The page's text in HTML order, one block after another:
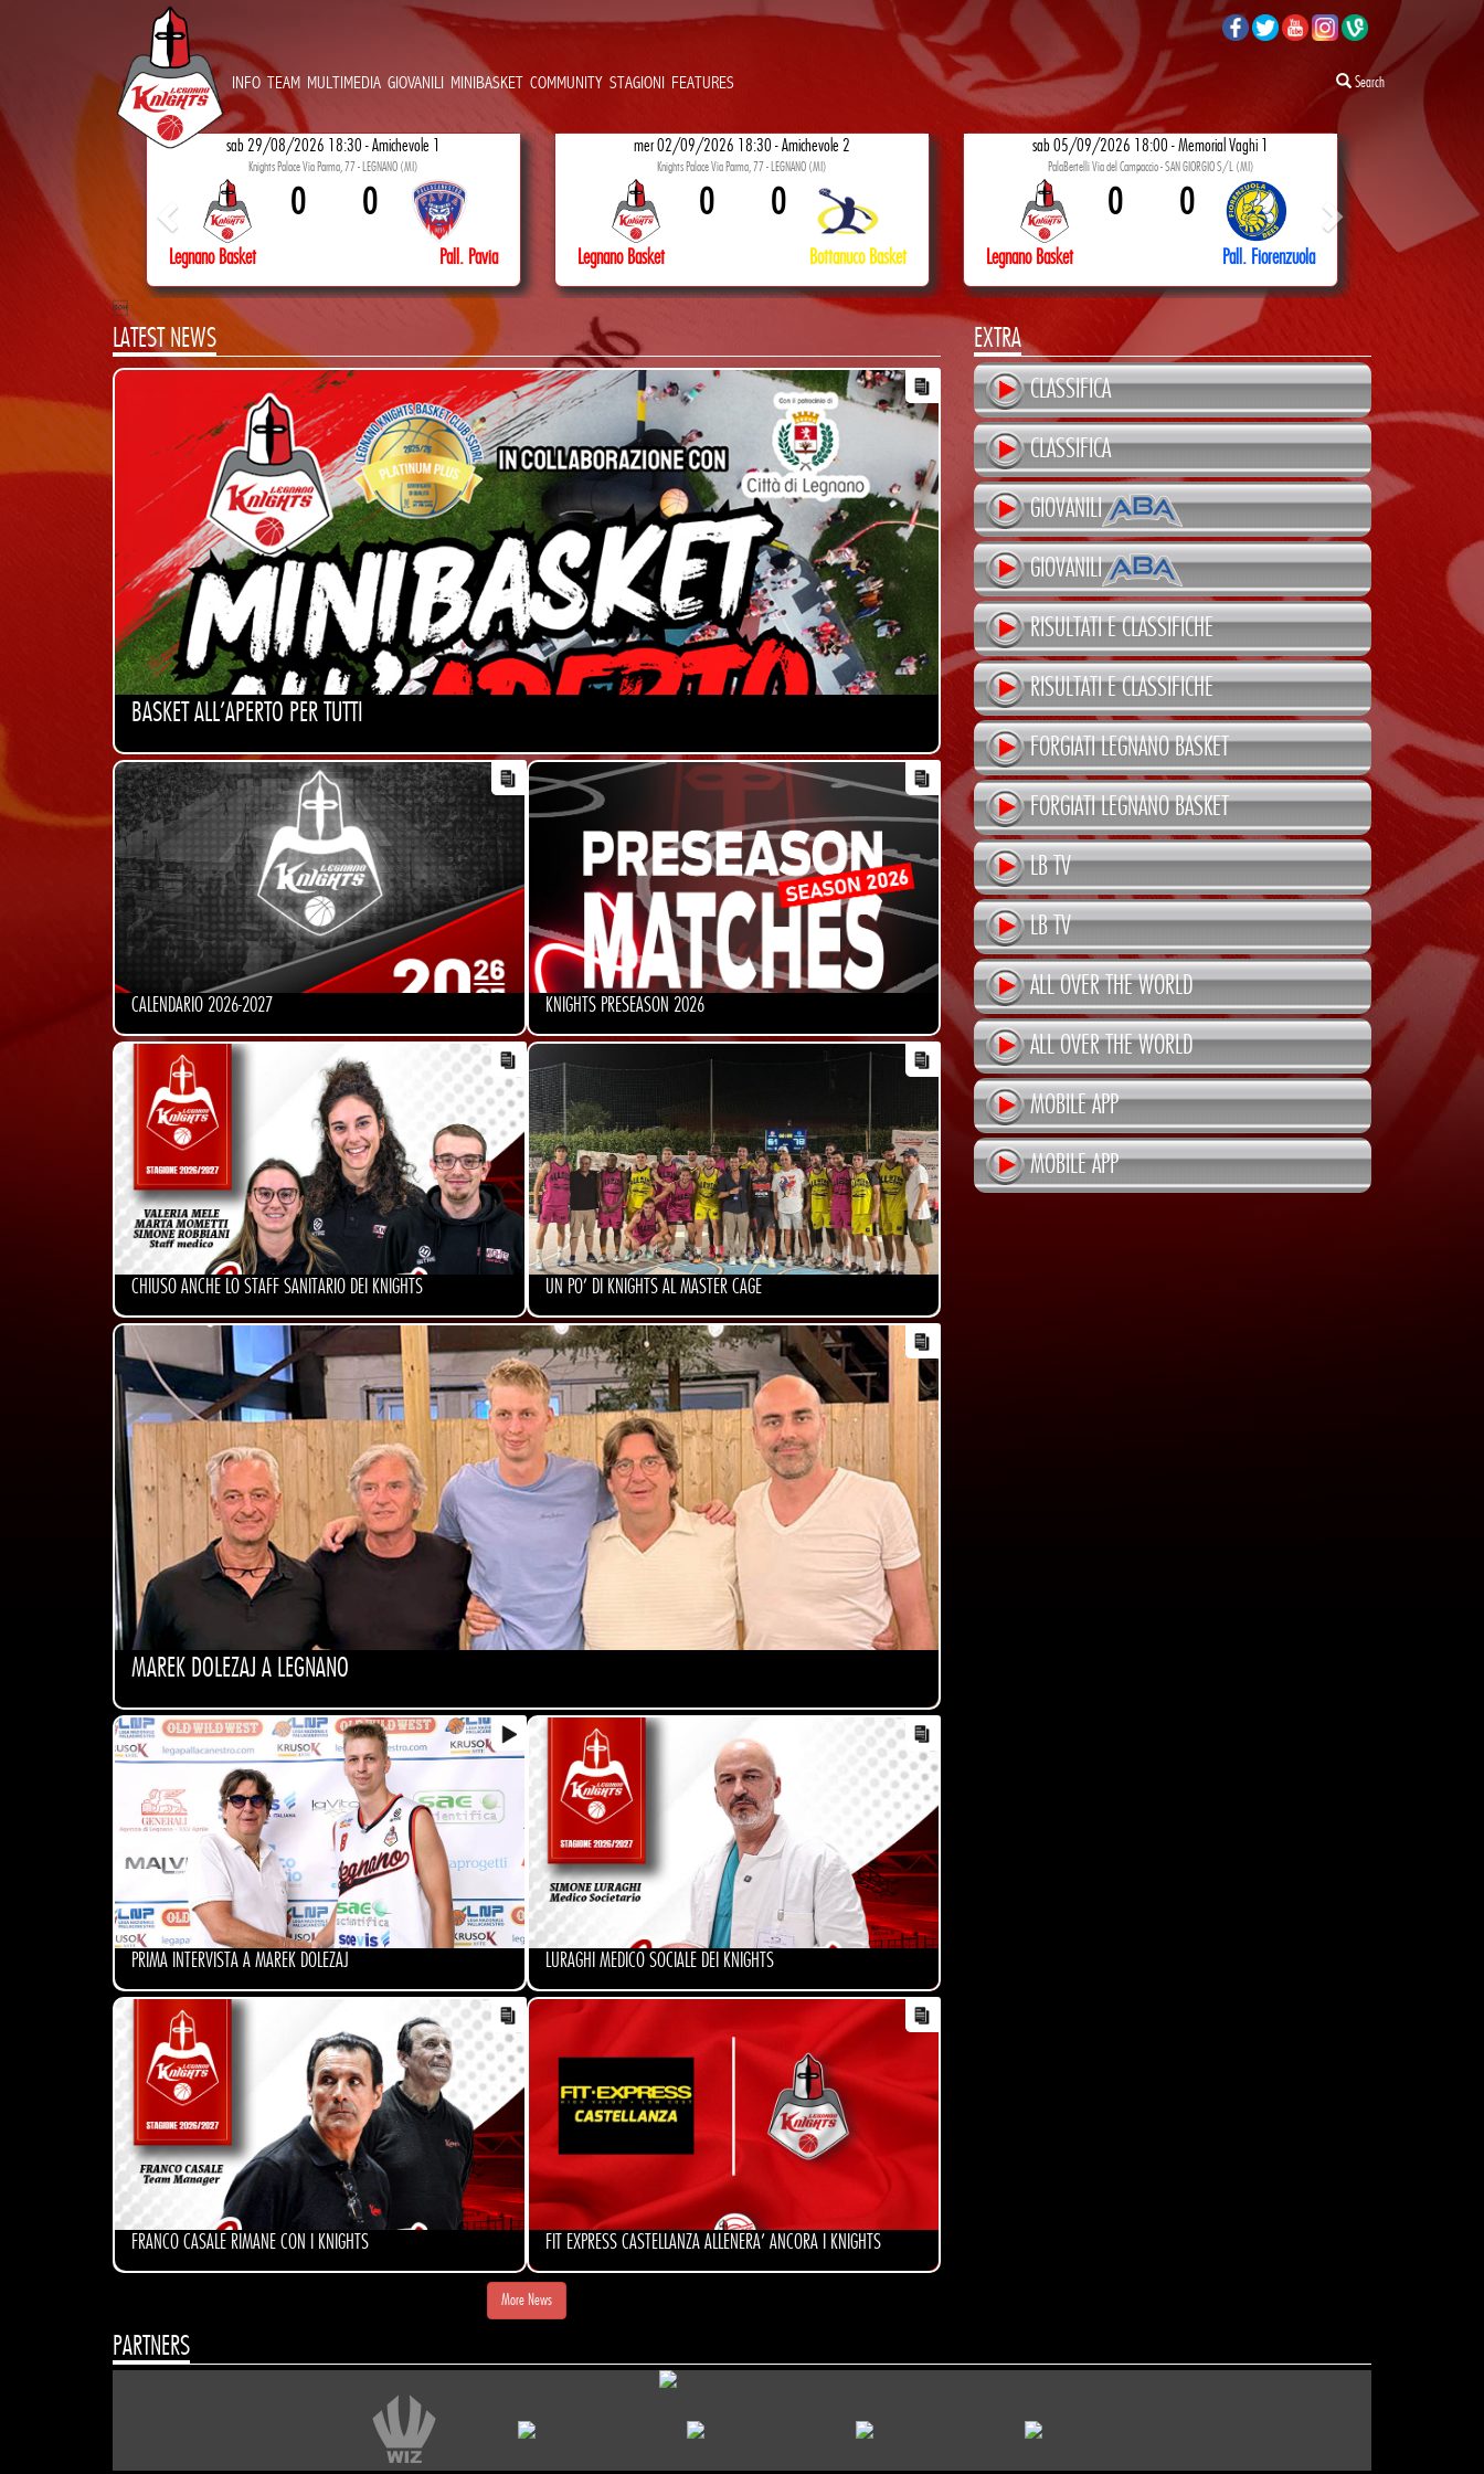
INFO TEAM MULTIMEDIA GIOVANILI MINIBASKET COMMUNITY STAGIONI FEATURES Search
sab 29/08/2026 18:30 - Amichevole 1
Knights Palace Via Parma, 77 - LEGNANO (MI)
0 0
Legnano Basket Pall. Pavia
mer 02/09/2026 18:30 - Amichevole 2
Knights Palace Via Parma, 77 - LEGNANO (MI)
0 0
Legnano Basket Bottanuco Basket
sab 05/09/2026 18:00 - Memorial Vaghi 1
PalaBertelli Via del Campaccio - SAN GIORGIO S/L (MI)
0 0
Legnano Basket Pall. Fiorenzuola

LATEST NEWS
BASKET ALL'APERTO PER TUTTI
CALENDARIO 2026-2027 KNIGHTS PRESEASON 2026
CHIUSO ANCHE LO STAFF SANITARIO DEI KNIGHTS UN PO' DI KNIGHTS AL MASTER CAGE
MAREK DOLEZAJ A LEGNANO
PRIMA INTERVISTA A MAREK DOLEZAJ LURAGHI MEDICO SOCIALE DEI KNIGHTS
FRANCO CASALE RIMANE CON I KNIGHTS FIT EXPRESS CASTELLANZA ALLENERA' ANCORA I KNIGHTS
EXTRA
CLASSIFICA
CLASSIFICA
GIOVANILI
GIOVANILI
RISULTATI E CLASSIFICHE
RISULTATI E CLASSIFICHE
FORGIATI LEGNANO BASKET
FORGIATI LEGNANO BASKET
LB TV
LB TV
ALL OVER THE WORLD
ALL OVER THE WORLD
MOBILE APP
MOBILE APP
PARTNERS